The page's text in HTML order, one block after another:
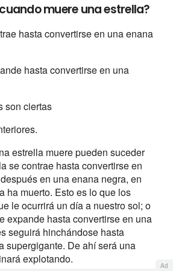
muere una estrella?
hasta convertirse en una enana
hasta convertirse en una
son ciertas
estrella muere pueden suceder
se contrae hasta convertirse en
en una enana negra, en
ha muerto. Esto es lo que los
le ocurrirá un día a nuestro sol; o
expande hasta convertirse en una
seguirá hinchándose hasta
supergigante. De ahí será una
explotando.
Ad